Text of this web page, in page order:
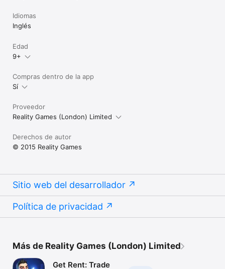
Idiomas
Inglés
Edad
9+
Compras dentro de la app
Sí
Proveedor
Reality Games (London) Limited
Derechos de autor
© 2015 Reality Games
Sitio web del desarrollador
Política de privacidad
Más de Reality Games (London) Limited
Get Rent: Trade